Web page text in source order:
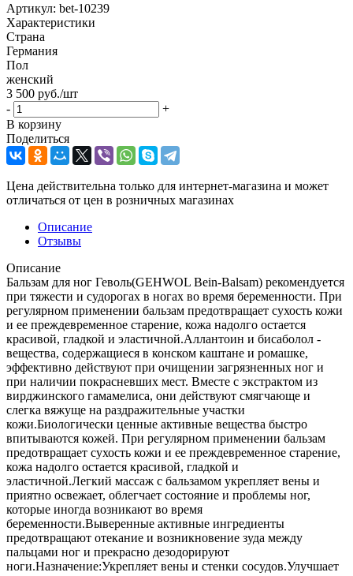
Артикул: bet-10239
Характеристики
Страна
Германия
Пол
женский
3 500 руб./шт
-
+
В корзину
Поделиться
Цена действительна только для интернет-магазина и может
отличаться от цен в розничных магазинах
Описание
Отзывы
Описание
Бальзам для ног Геволь(GEHWOL Bein-Balsam) рекомендуется
при тяжести и судорогах в ногах во время беременности. При
регулярном применении бальзам предотвращает сухость кожи
и ее преждевременное старение, кожа надолго остается
красивой, гладкой и эластичной.Аллантоин и бисаболол -
вещества, содержащиеся в конском каштане и ромашке,
эффективно действуют при очищении загрязненных ног и
при наличии покрасневших мест. Вместе с экстрактом из
вирджинского гамамелиса, они действуют смягчающе и
слегка вяжуще на раздражительные участки
кожи.Биологически ценные активные вещества быстро
впитываются кожей. При регулярном применении бальзам
предотвращает сухость кожи и ее преждевременное старение,
кожа надолго остается красивой, гладкой и
эластичной.Легкий массаж с бальзамом укрепляет вены и
приятно освежает, облегчает состояние и проблемы ног,
которые иногда возникают во время
беременности.Выверенные активные ингредиенты
предотвращают отекание и возникновение зуда между
пальцами ног и прекрасно дезодорируют
ноги.Назначение:Укрепляет вены и стенки сосудов.Улучшает